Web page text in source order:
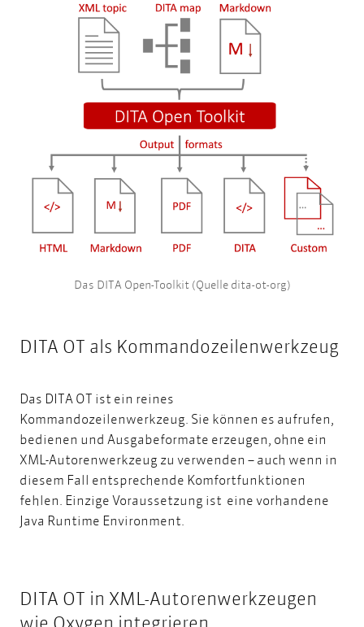
Das DITA Open-Toolkit (Quelle dita-ot-org)
DITA OT als Kommandozeilenwerkzeug
Das DITA OT ist ein reines
Kommandozeilenwerkzeug. Sie können es aufrufen,
bedienen und Ausgabeformate erzeugen, ohne ein
XML-Autorenwerkzeug zu verwenden – auch wenn in
diesem Fall entsprechende Komfortfunktionen
fehlen. Einzige Voraussetzung ist eine vorhandene
Java Runtime Environment.
DITA OT in XML-Autorenwerkzeugen